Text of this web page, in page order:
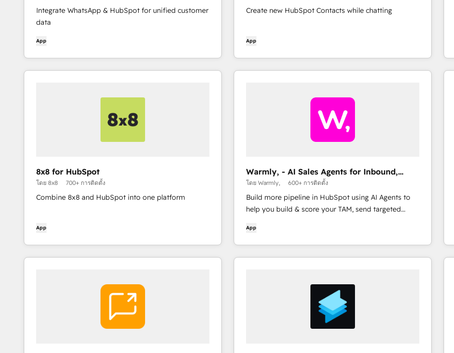
Integrate WhatsApp & HubSpot for unified customer
data
App
Create new HubSpot Contacts while chatting
App
8x8 for HubSpot
โดย 8x8 700+ การติดตั้ง
Combine 8x8 and HubSpot into one platform
App
Warmly, - AI Sales Agents for Inbound,
Outbound, & TAM
โดย Warmly, 600+ การติดตั้ง
Build more pipeline in HubSpot using AI Agents to
help you build & score your TAM, send targeted
close the warm leads on your site with the #1
Inbound Prospecting Agent.
App